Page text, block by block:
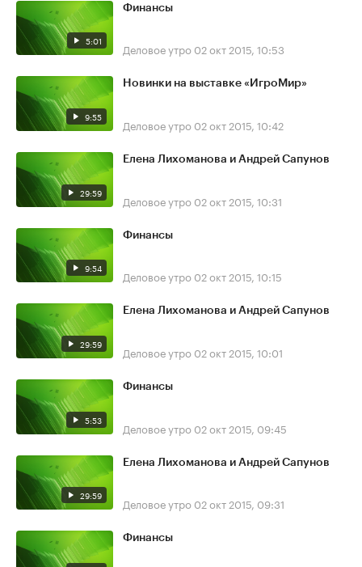
5:01
Финансы
Деловое утро 02 окт 2015, 10:53
9:55
Новинки на выставке «ИгроМир»
Деловое утро 02 окт 2015, 10:42
29:59
Елена Лихоманова и Андрей Сапунов
Деловое утро 02 окт 2015, 10:31
9:54
Финансы
Деловое утро 02 окт 2015, 10:15
29:59
Елена Лихоманова и Андрей Сапунов
Деловое утро 02 окт 2015, 10:01
5:53
Финансы
Деловое утро 02 окт 2015, 09:45
29:59
Елена Лихоманова и Андрей Сапунов
Деловое утро 02 окт 2015, 09:31
Финансы